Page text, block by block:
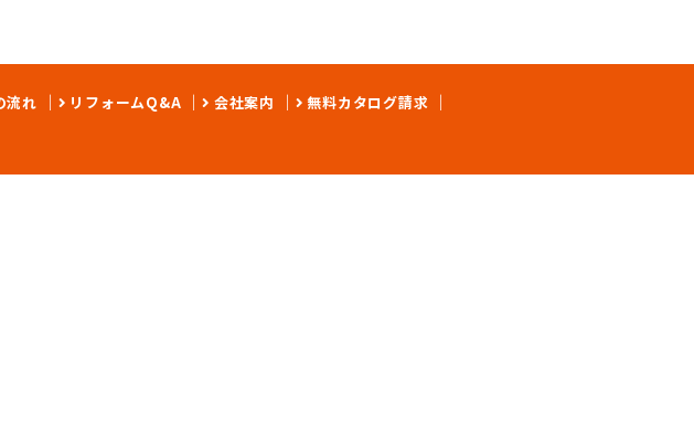
流れ リフォームQ&A 会社案内
無料カタログ請求